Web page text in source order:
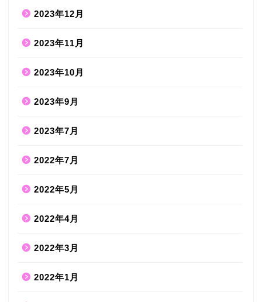
2023年12月
2023年11月
2023年10月
2023年9月
2023年7月
2022年7月
2022年5月
2022年4月
2022年3月
2022年1月